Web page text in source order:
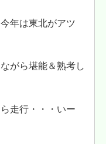
年は東北がアツ
がら堪能＆熟考し
走行・・・いー